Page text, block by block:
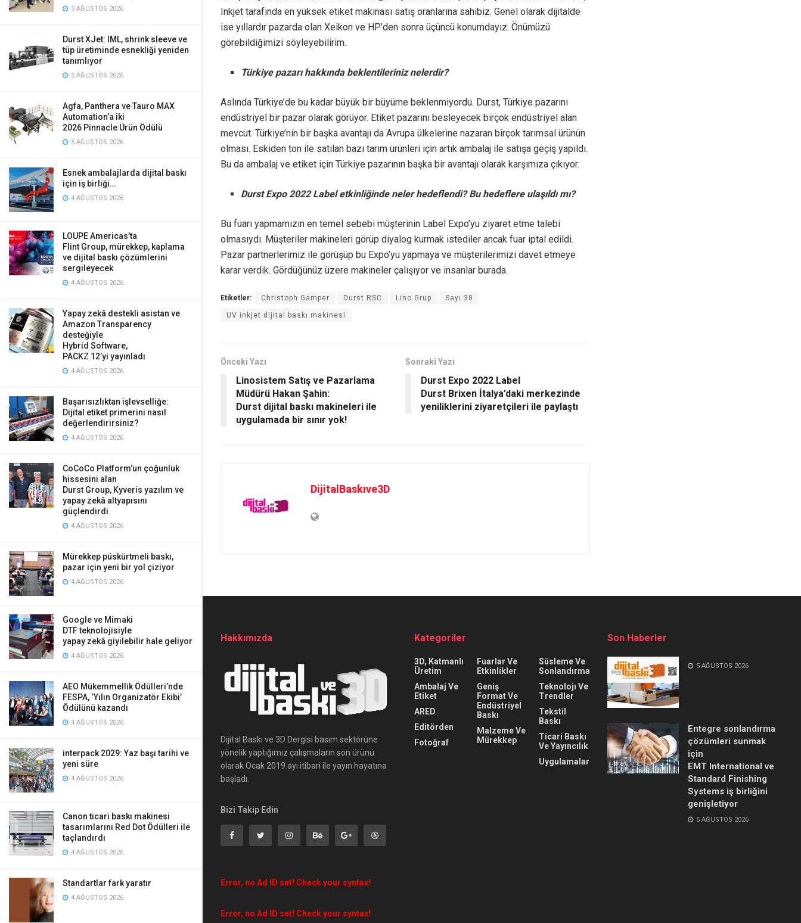
5 AĞUSTOS 2026
Durst XJet: IML, shrink sleeve ve
tüp üretiminde esnekliği yeniden
tanımlıyor
5 AĞUSTOS 2026
Agfa, Panthera ve Tauro MAX
Automation’a iki
2026 Pinnacle Ürün Ödülü
5 AĞUSTOS 2026
Esnek ambalajlarda dijital baskı
için iş birliği…
4 AĞUSTOS 2026
LOUPE Americas’ta
Flint Group, mürekkep, kaplama
ve dijital baskı çözümlerini
sergileyecek
4 AĞUSTOS 2026
Yapay zekâ destekli asistan ve
Amazon Transparency
desteğiyle
Hybrid Software,
PACKZ 12’yi yayınladı
4 AĞUSTOS 2026
Başarısızlıktan işlevselliğe:
Dijital etiket primerini nasıl
değerlendirirsiniz?
4 AĞUSTOS 2026
CoCoCo Platform’un çoğunluk
hissesini alan
Durst Group, Kyveris yazılım ve
yapay zekâ altyapısını
güçlendirdi
4 AĞUSTOS 2026
Mürekkep püskürtmeli baskı,
pazar için yeni bir yol çiziyor
4 AĞUSTOS 2026
Google ve Mimaki
DTF teknolojisiyle
yapay zekâ giyilebilir hale geliyor
4 AĞUSTOS 2026
AEO Mükemmellik Ödülleri’nde
FESPA, ‘Yılın Organizatör Ekibi’
Ödülünü kazandı
4 AĞUSTOS 2026
interpack 2029: Yaz başı tarihi ve
yeni süre
4 AĞUSTOS 2026
Canon ticari baskı makinesi
tasarımlarını Red Dot Ödülleri ile
taçlandırdı
4 AĞUSTOS 2026
Standartlar fark yaratır
4 AĞUSTOS 2026
Inkjet tarafında en yüksek etiket makinası satış oranlarına sahibiz. Genel olarak dijitalde
ise yıllardır pazarda olan Xeikon ve HP’den sonra üçüncü konumdayız. Önümüzü
görebildiğimizi söyleyebilirim.
Türkiye pazarı hakkında beklentileriniz nelerdir?
Aslında Türkiye’de bu kadar büyük bir büyüme beklenmiyordu. Durst, Türkiye pazarını
endüstriyel bir pazar olarak görüyor. Etiket pazarını besleyecek birçok endüstriyel alan
mevcut. Türkiye’nin bir başka avantajı da Avrupa ülkelerine nazaran birçok tarımsal ürünün
olması. Eskiden ton ile satılan bazı tarım ürünleri için artık ambalaj ile satışa geçiş yapıldı.
Bu da ambalaj ve etiket için Türkiye pazarının başka bir avantajı olarak karşımıza çıkıyor.
Durst Expo 2022 Label etkinliğinde neler hedeflendi? Bu hedeflere ulaşıldı mı?
Bu fuarı yapmamızın en temel sebebi müşterinin Label Expo’yu ziyaret etme talebi
olmasıydı. Müşteriler makineleri görüp diyalog kurmak istediler ancak fuar iptal edildi.
Pazar partnerlerimiz ile görüşüp bu Expo’yu yapmaya ve müşterilerimizi davet etmeye
karar verdik. Gördüğünüz üzere makineler çalışıyor ve insanlar burada.
Etiketler: Christoph Gamper Durst RSC Lino Grup Sayı 38
UV inkjet dijital baskı makinesi
Önceki Yazı
Linosistem Satış ve Pazarlama
Müdürü Hakan Şahin:
Durst dijital baskı makineleri ile
uygulamada bir sınır yok!
Sonraki Yazı
Durst Expo 2022 Label
Durst Brixen İtalya’daki merkezinde
yeniliklerini ziyaretçileri ile paylaştı
DijitalBaskıve3D
Hakkımızda
Dijital Baskı ve 3D Dergisi basım sektörüne
yönelik yaptığımız çalışmaların son ürünü
olarak Ocak 2019 ayı itibari ile yayın hayatına
başladı.
Bizi Takip Edin
Error, no Ad ID set! Check your syntax!
Error, no Ad ID set! Check your syntax!
Kategoriler
3D, Katmanlı
Üretim
Ambalaj Ve
Etiket
ARED
Editörden
Fotoğraf
Fuarlar Ve
Etkinlikler
Geniş
Format Ve
Endüstriyel
Baskı
Malzeme Ve
Mürekkep
Süsleme Ve
Sonlandırma
Teknolojı Ve
Trendler
Tekstil
Baskı
Ticari Baskı
Ve Yayıncılık
Uygulamalar
Son Haberler
5 AĞUSTOS 2026
Entegre sonlandırma
çözümleri sunmak
için
EMT International ve
Standard Finishing
Systems iş birliğini
genişletiyor
5 AĞUSTOS 2026